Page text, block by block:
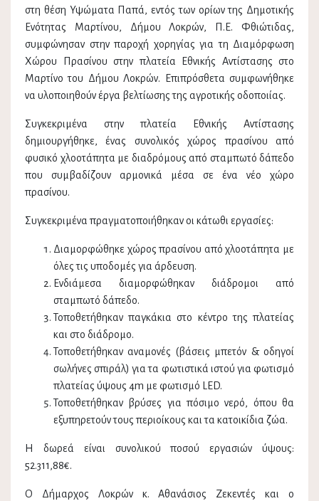
στη θέση Υψώματα Παπά, εντός των ορίων της Δημοτικής
Ενότητας Μαρτίνου, Δήμου Λοκρών, Π.Ε. Φθιώτιδας,
συμφώνησαν στην παροχή χορηγίας για τη Διαμόρφωση
Χώρου Πρασίνου στην πλατεία Εθνικής Αντίστασης στο
Μαρτίνο του Δήμου Λοκρών. Επιπρόσθετα συμφωνήθηκε
να υλοποιηθούν έργα βελτίωσης της αγροτικής οδοποιίας.
Συγκεκριμένα στην πλατεία Εθνικής Αντίστασης
δημιουργήθηκε, ένας συνολικός χώρος πρασίνου από
φυσικό χλοοτάπητα με διαδρόμους από σταμπωτό δάπεδο
που συμβαδίζουν αρμονικά μέσα σε ένα νέο χώρο
πρασίνου.
Συγκεκριμένα πραγματοποιήθηκαν οι κάτωθι εργασίες:
Διαμορφώθηκε χώρος πρασίνου από χλοοτάπητα με
όλες τις υποδομές για άρδευση.
Ενδιάμεσα διαμορφώθηκαν διάδρομοι από
σταμπωτό δάπεδο.
Τοποθετήθηκαν παγκάκια στο κέντρο της πλατείας
και στο διάδρομο.
Τοποθετήθηκαν αναμονές (βάσεις μπετόν & οδηγοί
σωλήνες σπιράλ) για τα φωτιστικά ιστού για φωτισμό
πλατείας ύψους 4m με φωτισμό LED.
Τοποθετήθηκαν βρύσες για πόσιμο νερό, όπου θα
εξυπηρετούν τους περιοίκους και τα κατοικίδια ζώα.
Η δωρεά είναι συνολικού ποσού εργασιών ύψους:
52.311,88€.
Ο Δήμαρχος Λοκρών κ. Αθανάσιος Ζεκεντές και ο